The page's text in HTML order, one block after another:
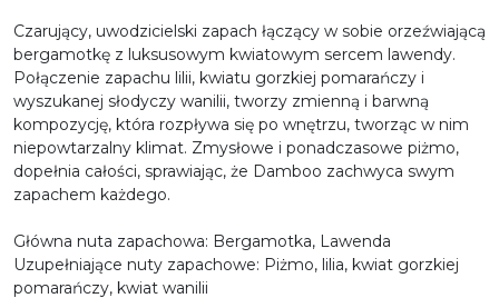
Czarujący, uwodzicielski zapach łączący w sobie orzeźwiającą
bergamotkę z luksusowym kwiatowym sercem lawendy.
Połączenie zapachu lilii, kwiatu gorzkiej pomarańczy i
wyszukanej słodyczy wanilii, tworzy zmienną i barwną
kompozycję, która rozpływa się po wnętrzu, tworząc w nim
niepowtarzalny klimat. Zmysłowe i ponadczasowe piżmo,
dopełnia całości, sprawiając, że Damboo zachwyca swym
zapachem każdego.
Główna nuta zapachowa: Bergamotka, Lawenda
Uzupełniające nuty zapachowe: Piżmo, lilia, kwiat gorzkiej
pomarańczy, kwiat wanilii